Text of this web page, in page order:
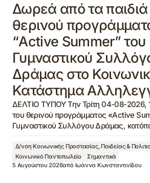
Δωρεά από τα παιδιά
θερινού
“Active Summer” του
Γυμναστικού
Δράμας στο
Κατάστημα
ΔΕΛΤΙΟ ΤΥΠΟΥ Την Τρίτη 04-08-2026,
του θερινού προγράμματος «Active
Γυμναστικού Συλλόγου Δράμας,
Δ/νση Κοινωνικής Προστασίας, Παιδείας &
Κοινωνικό Παντοπωλείο
Σημαντικά
5 Αυγούστου 2026από Ιωάννα Κωνσταντινίδου